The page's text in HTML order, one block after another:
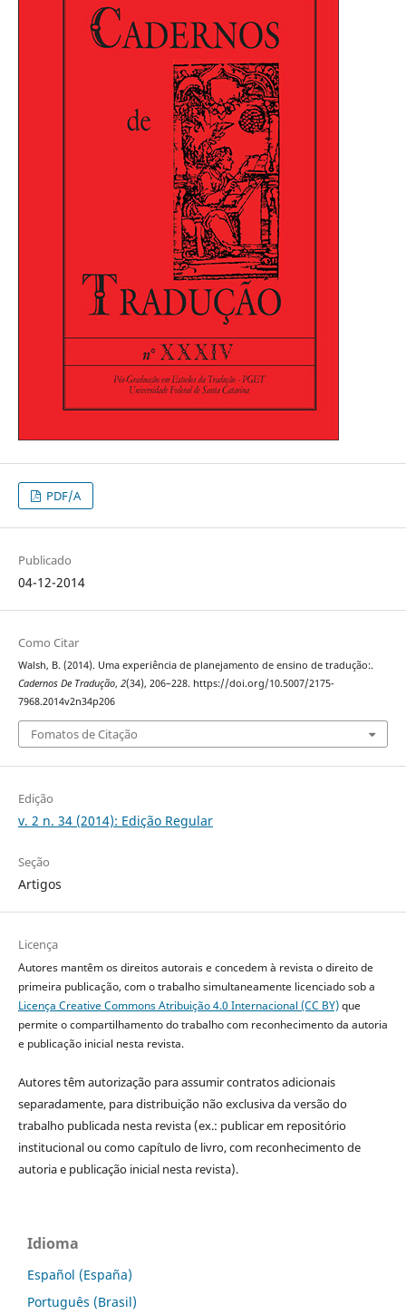
PDF/A
Publicado
04-12-2014
Como Citar
Walsh, B. (2014). Uma experiência de planejamento de ensino de tradução:.
Cadernos De Tradução, 2(34), 206–228. https://doi.org/10.5007/2175-
7968.2014v2n34p206
Fomatos de Citação
Edição
v. 2 n. 34 (2014): Edição Regular
Seção
Artigos
Licença
Autores mantêm os direitos autorais e concedem à revista o direito de
primeira publicação, com o trabalho simultaneamente licenciado sob a
Licença Creative Commons Atribuição 4.0 Internacional (CC BY)que
permite o compartilhamento do trabalho com reconhecimento da autoria
e publicação inicial nesta revista.
Autores têm autorização para assumir contratos adicionais
separadamente, para distribuição não exclusiva da versão do
trabalho publicada nesta revista (ex.: publicar em repositório
institucional ou como capítulo de livro, com reconhecimento de
autoria e publicação inicial nesta revista).
Idioma
Español (España)
Português (Brasil)